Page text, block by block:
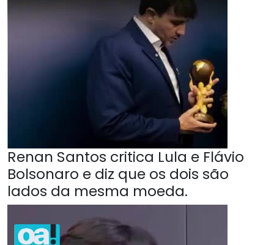
Renan Santos critica Lula e Flávio
Bolsonaro e diz que os dois são
lados da mesma moeda.